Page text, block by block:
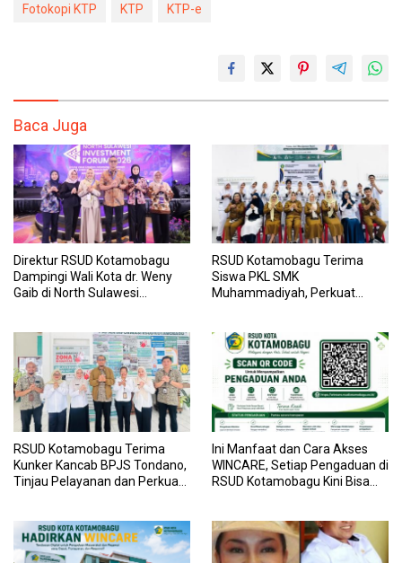
Fotokopi KTP KTP KTP-e
Baca Juga
Direktur RSUD Kotamobagu
Dampingi Wali Kota dr. Weny
Gaib di North Sulawesi
RSUD Kotamobagu Terima
Siswa PKL SMK
Muhammadiyah, Perkuat
RSUD Kotamobagu Terima
Kunker Kancab BPJS Tondano,
Tinjau Pelayanan dan Perkuat
Ini Manfaat dan Cara Akses
WINCARE, Setiap Pengaduan di
RSUD Kotamobagu Kini Bisa